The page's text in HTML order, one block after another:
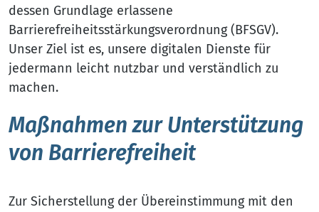
dessen Grundlage erlassene
Barrierefreiheitsstärkungsverordnung (BFSGV).
Unser Ziel ist es, unsere digitalen Dienste für
jedermann leicht nutzbar und verständlich zu
machen.
Maßnahmen zur Unterstützung
von Barrierefreiheit
Zur Sicherstellung der Übereinstimmung mit den